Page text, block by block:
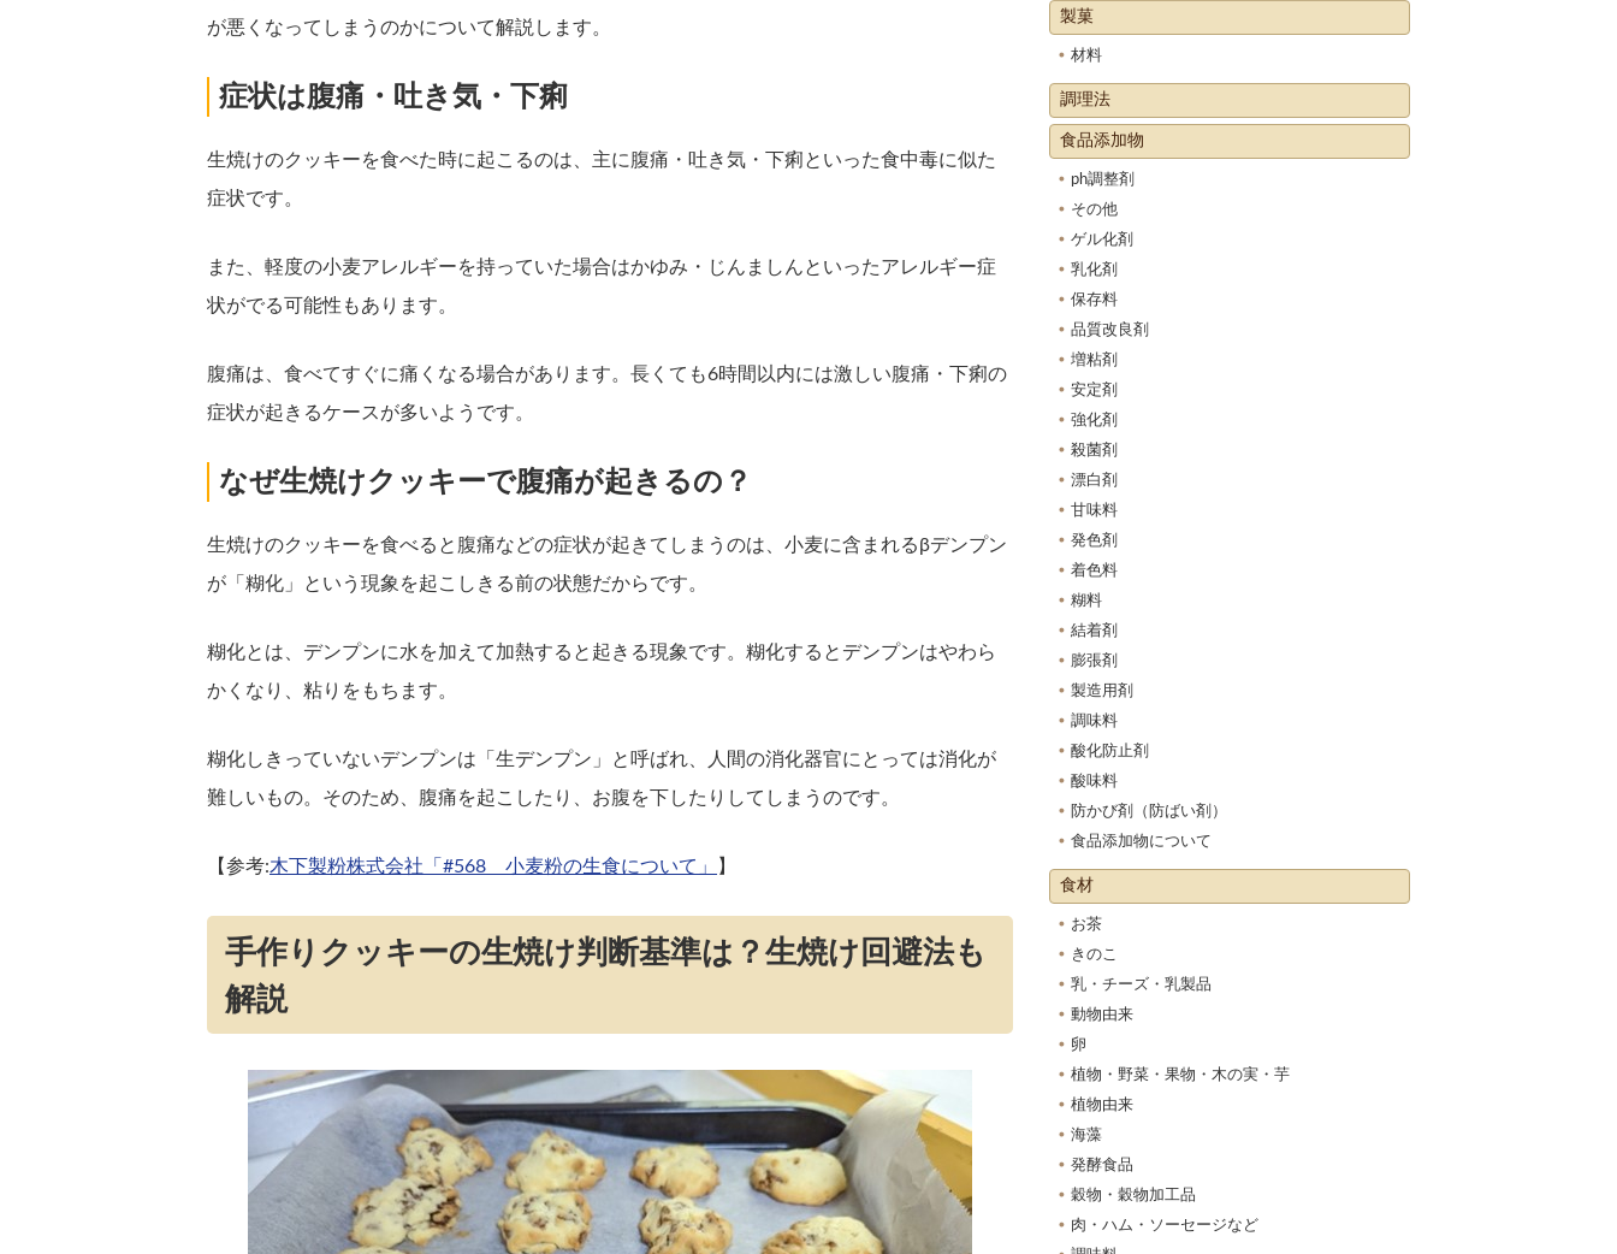
が悪くなってしまうのかについて解説します。
症状は腹痛・吐き気・下痢
生焼けのクッキーを食べた時に起こるのは、主に腹痛・吐き気・下痢といった食中毒に似た
症状です。
また、軽度の小麦アレルギーを持っていた場合はかゆみ・じんましんといったアレルギー症
状がでる可能性もあります。
腹痛は、食べてすぐに痛くなる場合があります。長くても6時間以内には激しい腹痛・下痢の
症状が起きるケースが多いようです。
なぜ生焼けクッキーで腹痛が起きるの？
生焼けのクッキーを食べると腹痛などの症状が起きてしまうのは、小麦に含まれるβデンプン
が「糊化」という現象を起こしきる前の状態だからです。
糊化とは、デンプンに水を加えて加熱すると起きる現象です。糊化するとデンプンはやわら
かくなり、粘りをもちます。
糊化しきっていないデンプンは「生デンプン」と呼ばれ、人間の消化器官にとっては消化が
難しいもの。そのため、腹痛を起こしたり、お腹を下したりしてしまうのです。
【参考:木下製粉株式会社「#568 小麦粉の生食について」 】
手作りクッキーの生焼け判断基準は？生焼け回避法も
解説
製菓
材料
調理法
食品添加物
ph調整剤
その他
ゲル化剤
乳化剤
保存料
品質改良剤
増粘剤
安定剤
強化剤
殺菌剤
漂白剤
甘味料
発色剤
着色料
糊料
結着剤
膨張剤
製造用剤
調味料
酸化防止剤
酸味料
防かび剤（防ばい剤）
食品添加物について
食材
お茶
きのこ
乳・チーズ・乳製品
動物由来
卵
植物・野菜・果物・木の実・芋
植物由来
海藻
発酵食品
穀物・穀物加工品
肉・ハム・ソーセージなど